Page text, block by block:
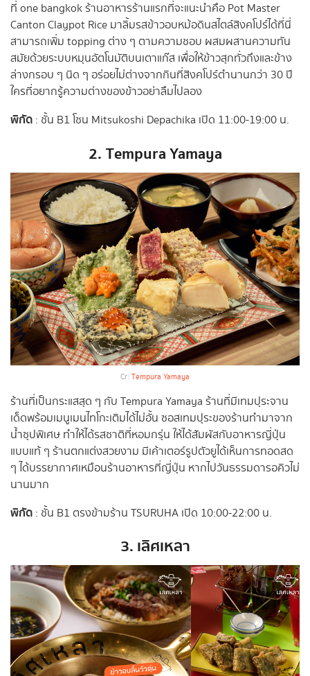
ที่ one bangkok ร้านอาหารร้านแรกที่จะแนะนำคือ Pot Master
Canton Claypot Rice มาลิ้มรสข้าวอบหม้อดินสไตล์สิงคโปร์ได้ที่นี่
สามารถเพิ่ม topping ต่าง ๆ ตามความชอบ ผสมผสานความทัน
สมัยด้วยระบบหมุนอัตโนมัติบนเตาแก๊ส เพื่อให้ข้าวสุกทั่วถึงและข้าง
ล่างกรอบ ๆ นิด ๆ อร่อยไม่ต่างจากกินที่สิงคโปร์ตำนานกว่า 30 ปี
ใครที่อยากรู้ความต่างของข้าวอย่าลืมไปลอง
พิกัด : ชั้น B1 โซน Mitsukoshi Depachika เปิด 11:00-19:00 น.
2. Tempura Yamaya
Cr: Tempura Yamaya
ร้านที่เป็นกระแสสุด ๆ กับ Tempura Yamaya ร้านที่มีเทมปุระจาน
เด็ดพร้อมเมนูเมนไทโกะเติมได้ไม่อั้น ซอสเทมปุระของร้านทำมาจาก
น้ำซุปพิเศษ ทำให้ได้รสชาติที่หอมกรุ่น ให้ได้สัมผัสกับอาหารญี่ปุ่น
แบบแท้ ๆ ร้านตกแต่งสวยงาม มีเค้าเตอร์รูปตัวยูได้เห็นการทอดสด
ๆ ได้บรรยากาศเหมือนร้านอาหารที่ญี่ปุ่น หากไปวันธรรมดารอคิวไม่
นานมาก
พิกัด : ชั้น B1 ตรงข้ามร้าน TSURUHA เปิด 10:00-22:00 น.
3. เลิศเหลา